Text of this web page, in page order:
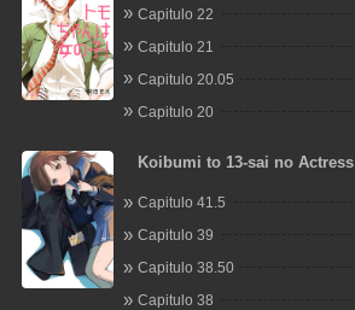
Capitulo 22
Capitulo 21
Capitulo 20.05
Capitulo 20
Koibumi to 13-sai no Actress
Capitulo 41.5
Capitulo 39
Capitulo 38.50
Capitulo 38